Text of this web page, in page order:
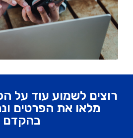
רוצים לשמוע עוד על
מלאו את הפרטים
בהקדם